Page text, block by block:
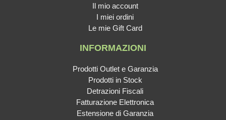
Il mio account
I miei ordini
Le mie Gift Card
INFORMAZIONI
Prodotti Outlet e Garanzia
Prodotti in Stock
Detrazioni Fiscali
Fatturazione Elettronica
Estensione di Garanzia